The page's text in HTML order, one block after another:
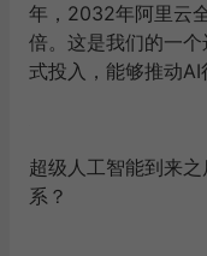
年，2032年阿里云
倍。这是我们的一
式投入，能够推动AI
超级人工智能到来
系？